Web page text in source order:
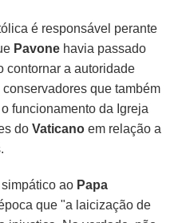
é responsável perante
Pavone havia passado
contornar a autoridade
que também
funcionamento da Igreja
doVaticano em relação a
ao Papa
que "a laicização de